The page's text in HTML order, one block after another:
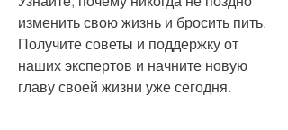
изменить свою жизнь и бросить пить.
Получите советы и поддержку от
наших экспертов и начните новую
главу своей жизни уже сегодня.